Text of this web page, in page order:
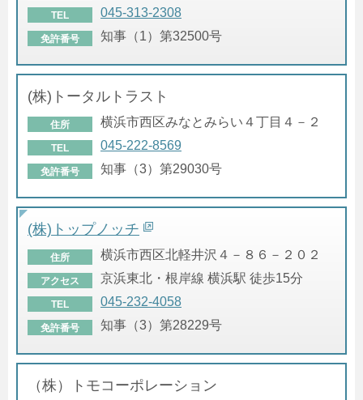
TEL 045-313-2308
免許番号 知事（1）第32500号
(株)トータルトラスト
住所 横浜市西区みなとみらい４丁目４－２
TEL 045-222-8569
免許番号 知事（3）第29030号
(株)トップノッチ
住所 横浜市西区北軽井沢４－８６－２０２
アクセス 京浜東北・根岸線 横浜駅 徒歩15分
TEL 045-232-4058
免許番号 知事（3）第28229号
（株）トモコーポレーション